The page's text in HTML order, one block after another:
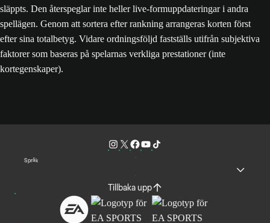
släppts. Den återspeglar inte heller live-formuppdateringar i andra
spellägen. Genom att sortera efter rankning arrangeras korten först
efter sina totalbetyg. Vidare ordningsföljd fastställs utifrån subjektiva
faktorer som baseras på spelarnas verkliga prestationer (inte
kortegenskaper).
Språk
Tillbaka upp